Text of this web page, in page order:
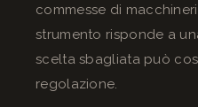
commesse di
strumento risponde a
scelta sbagliata può
regolazione.